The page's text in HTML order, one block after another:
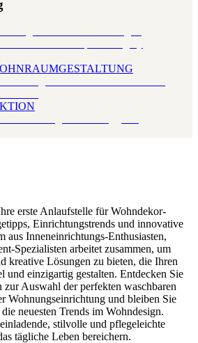
erste Anlaufstelle für Wohndekor-
Einrichtungstrends und innovative
aus Inneneinrichtungs-Enthusiasten,
Spezialisten arbeitet zusammen, um
kreative Lösungen zu bieten, die Ihren
und einzigartig gestalten. Entdecken Sie
Auswahl der perfekten waschbaren
Wohnungseinrichtung und bleiben Sie
neuesten Trends im Wohndesign.
stilvolle und pflegeleichte
tägliche Leben bereichern.